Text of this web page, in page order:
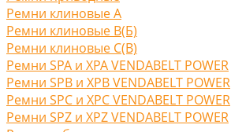
Ремни клиновые A
Ремни клиновые В(Б)
Ремни клиновые С(B)
Ремни SPA и XPA VENDABELT POWER
Ремни SPB и XPB VENDABELT POWER
Ремни SPC и XPC VENDABELT POWER
Ремни SPZ и XPZ VENDABELT POWER